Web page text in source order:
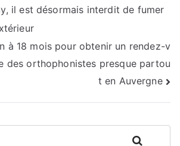
il est désormais interdit de fumer
à 18 mois pour obtenir un rendez-v
des orthophonistes presque partou
t en Auvergne
Rechercher